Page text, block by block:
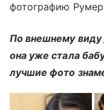
фотографию Румер
По внешнему виду
она уже стала
лучшие фото